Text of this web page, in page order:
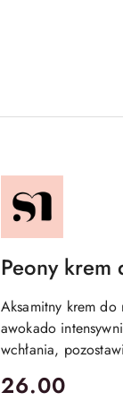
NAZWA
PRODUCENTA:
STARA
MYDLARNIA
Peony
Aksamitny krem do
awokado
wchłania,
cena:
26.00